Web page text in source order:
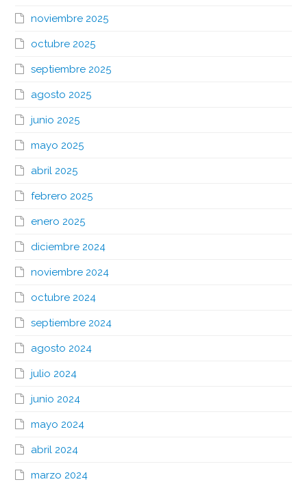
noviembre 2025
octubre 2025
septiembre 2025
agosto 2025
junio 2025
mayo 2025
abril 2025
febrero 2025
enero 2025
diciembre 2024
noviembre 2024
octubre 2024
septiembre 2024
agosto 2024
julio 2024
junio 2024
mayo 2024
abril 2024
marzo 2024